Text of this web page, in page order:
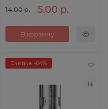
14.00 р. 5.00 р.
В корзину
Скидка -64%